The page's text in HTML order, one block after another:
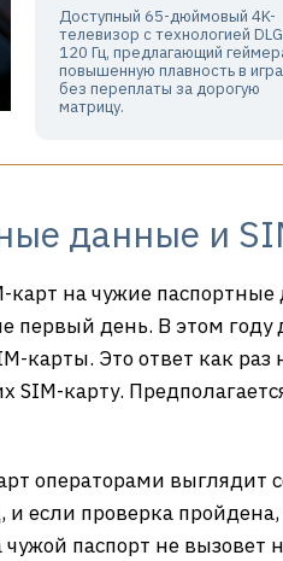
Доступный 65-дюймовый 4K-
телевизор с технологией DLG
120 Гц, предлагающий
повышенную плавность в
без переплаты за дорогую
матрицу.
данные и
на чужие паспортные
первый день. В этом
карты. Это ответ как
SIM-карту.
операторами выглядит
если проверка
паспорт не вызовет